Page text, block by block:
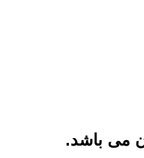
می باشد.